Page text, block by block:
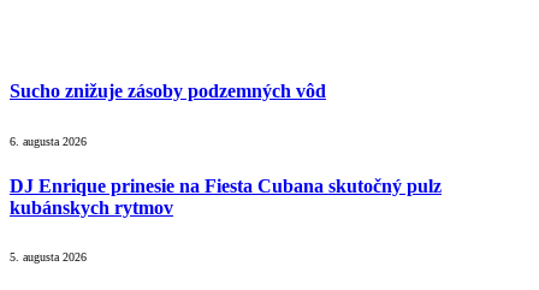
Sucho znižuje zásoby podzemných vôd
6. augusta 2026
DJ Enrique prinesie na Fiesta Cubana skutočný pulz
kubánskych rytmov
5. augusta 2026